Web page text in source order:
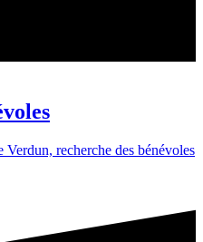
recherche des bénévoles